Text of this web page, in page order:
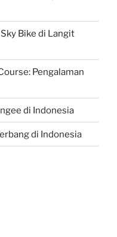
Bike di Langit
Pengalaman
di Indonesia
di Indonesia